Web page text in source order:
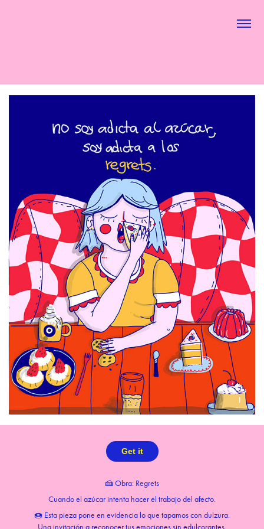
Get it
🍰 Obra: Regrets
Cuando el azúcar intenta hacer el trabajo del afecto.
🍩 Esta pieza pone en evidencia lo que tapamos con dulzura.